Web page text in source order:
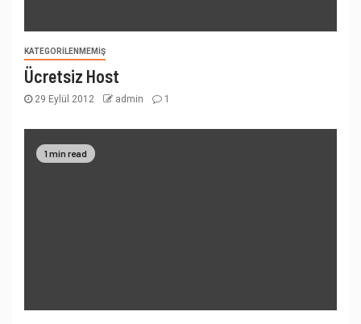
KATEGORILENMEMIŞ
Ücretsiz Host
29 Eylül 2012 admin 1
1 min read